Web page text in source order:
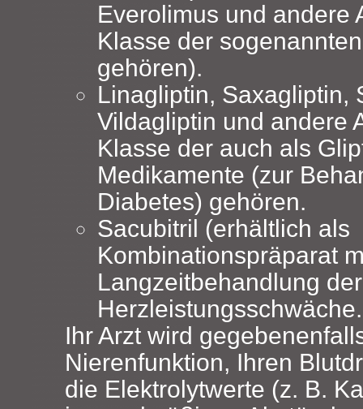
Everolimus und andere
Klasse der
gehören).
Linagliptin, Saxagliptin,
Vildagliptin und andere
Klasse der auch als
Medikamente (zur
Diabetes) gehören.
Sacubitril (erhältlich als
Kombinationspräparat
Langzeitbehandlung der
Herzleistungsschwäche.
Ihr Arzt wird
Nierenfunktion, Ihren
die Elektrolytwerte (z. B.